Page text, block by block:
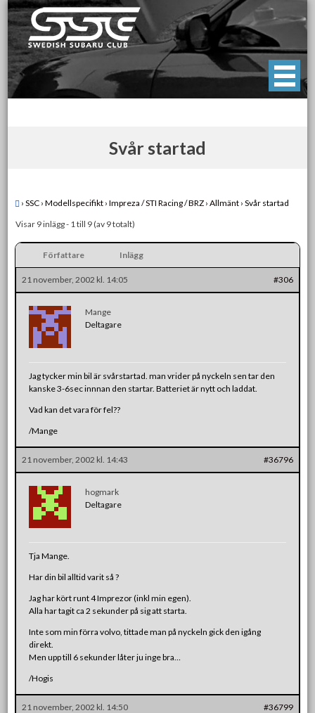
Skip
to
content
Swedish Subaru Club
För oss som älskar Subaru!
Svår startad
› SSC › Modellspecifikt › Impreza / STI Racing / BRZ › Allmänt › Svår startad
Visar 9 inlägg - 1 till 9 (av 9 totalt)
Författare Inlägg
21 november, 2002 kl. 14:05 #306
Mange
Deltagare
Jag tycker min bil är svårstartad. man vrider på nyckeln sen tar den
kanske 3-6sec innnan den startar. Batteriet är nytt och laddat.
Vad kan det vara för fel??
/Mange
21 november, 2002 kl. 14:43 #36796
hogmark
Deltagare
Tja Mange.
Har din bil alltid varit så ?
Jag har kört runt 4 Imprezor (inkl min egen).
Alla har tagit ca 2 sekunder på sig att starta.
Inte som min förra volvo, tittade man på nyckeln gick den igång
direkt.
Men upp till 6 sekunder låter ju inge bra…
/Hogis
21 november, 2002 kl. 14:50 #36799